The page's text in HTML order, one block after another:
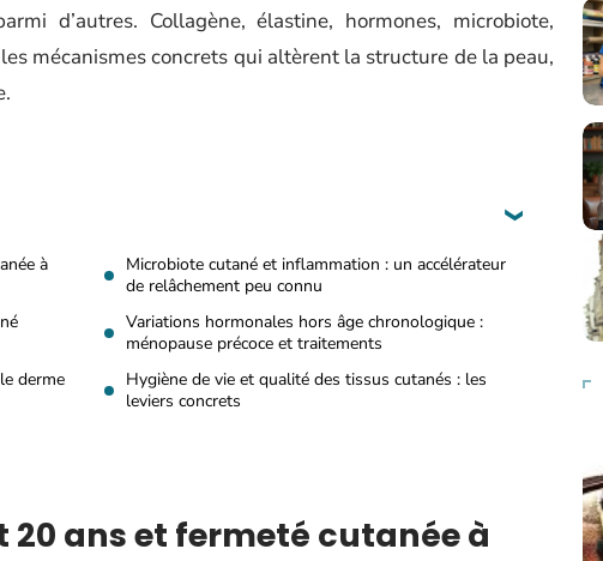
d’autres. Collagène, élastine, hormones, microbiote,
mécanismes concrets qui altèrent la structure de la peau,
à
Microbiote cutané et inflammation : un accélérateur
de relâchement peu connu
Variations hormonales hors âge chronologique :
ménopause précoce et traitements
derme
Hygiène de vie et qualité des tissus cutanés : les
leviers concrets
20 ans et fermeté cutanée à